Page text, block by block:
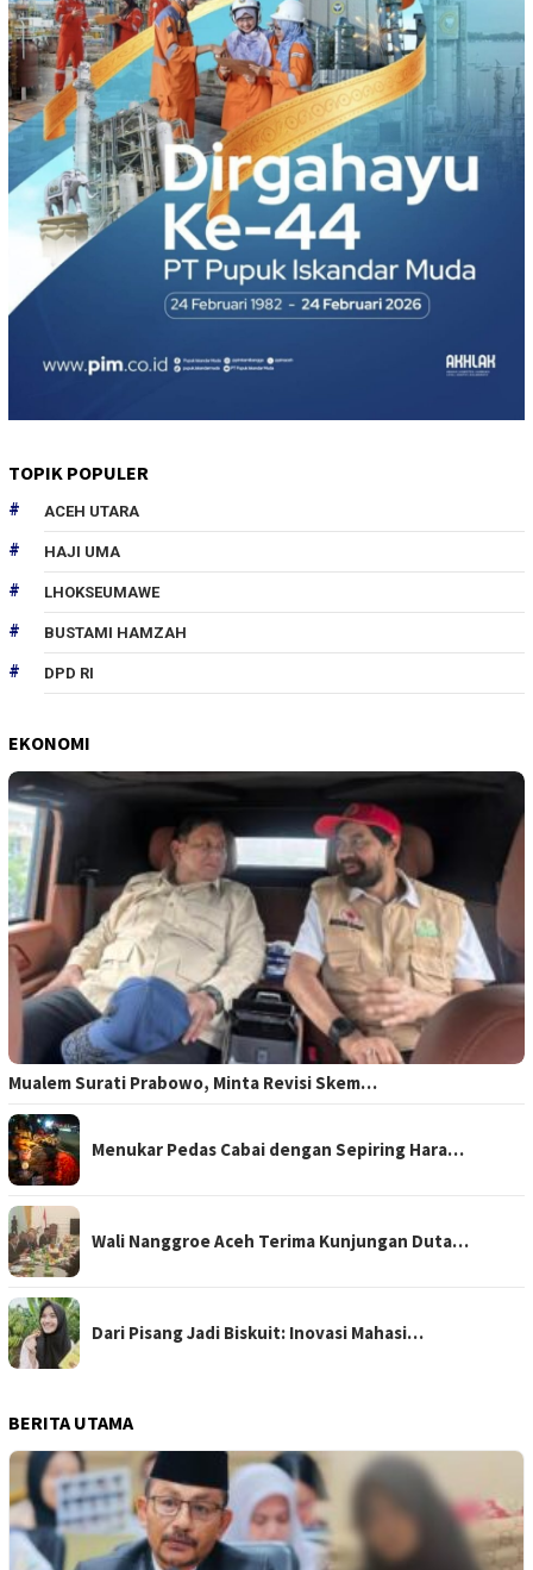
TOPIK POPULER
ACEH UTARA
HAJI UMA
LHOKSEUMAWE
BUSTAMI HAMZAH
DPD RI
EKONOMI
Mualem Surati Prabowo, Minta Revisi Skem…
Menukar Pedas Cabai dengan Sepiring Hara…
Wali Nanggroe Aceh Terima Kunjungan Duta…
Dari Pisang Jadi Biskuit: Inovasi Mahasi…
BERITA UTAMA